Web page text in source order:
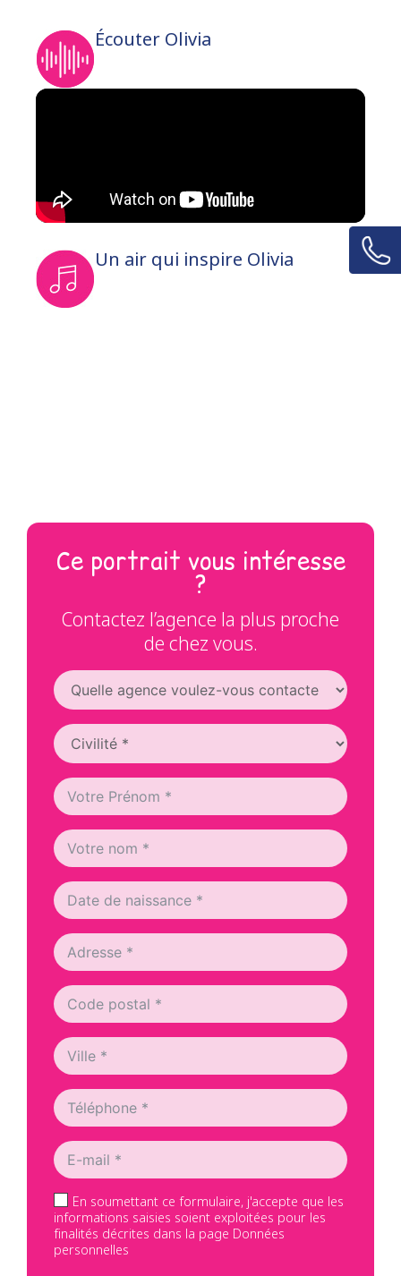
Écouter Olivia
Un air qui inspire Olivia
Ce portrait vous intéresse
?
Contactez l’agence la plus proche
de chez vous.
En soumettant ce formulaire, j'accepte que les
informations saisies soient exploitées pour les
finalités décrites dans la page Données
personnelles